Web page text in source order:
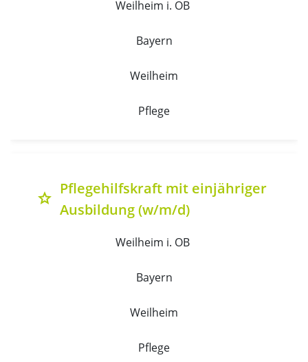
Weilheim i. OB
Bayern
Weilheim
Pflege
grade
Pflegehilfskraft mit einjähriger
Ausbildung (w/m/d)
Weilheim i. OB
Bayern
Weilheim
Pflege